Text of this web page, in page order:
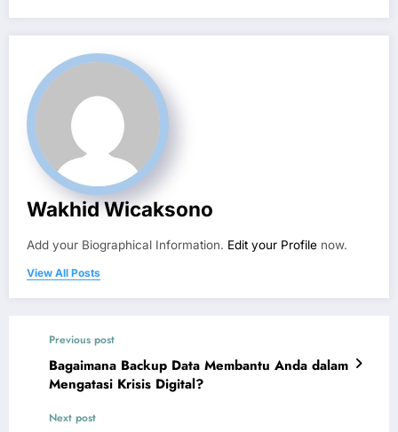
Wakhid Wicaksono
Add your Biographical Information. Edit your Profile now.
View All Posts
Previous post
Bagaimana Backup Data Membantu Anda dalam
Mengatasi Krisis Digital?
Next post